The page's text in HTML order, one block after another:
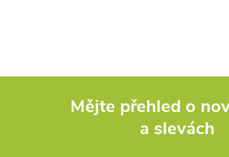
Mějte přehled o
a slevách